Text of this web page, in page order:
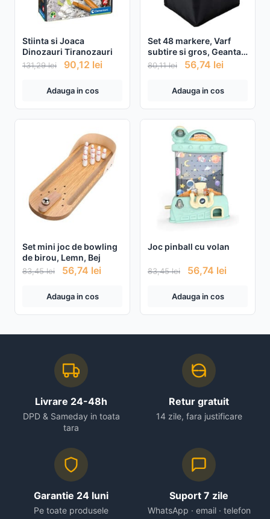
Stiinta si Joaca
Dinozauri Tiranozauri
131,29lei 90,12 lei
Adauga in cos
Set 48 markere, Varf
subtire si gros, Geanta
depozitare, Multicolor
80,11lei 56,74 lei
Adauga in cos
Set mini joc de bowling
de birou, Lemn, Bej
83,45lei 56,74 lei
Adauga in cos
Joc pinball cu volan
83,45lei 56,74 lei
Adauga in cos
Livrare 24-48h
DPD & Sameday in toata
tara
Retur gratuit
14 zile, fara justificare
Garantie 24 luni
Pe toate produsele
Suport 7 zile
WhatsApp · email · telefon